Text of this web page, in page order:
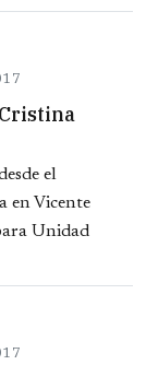
el
en Vicente
Unidad